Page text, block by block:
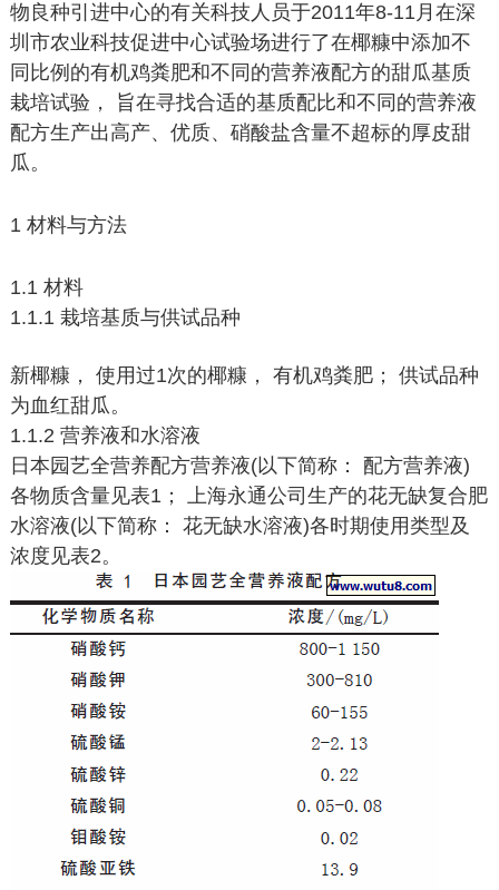
物良种引进中心的有关科技人员于2011年8-11月在深
圳市农业科技促进中心试验场进行了在椰糠中添加不
同比例的有机鸡粪肥和不同的营养液配方的甜瓜基质
栽培试验， 旨在寻找合适的基质配比和不同的营养液
配方生产出高产、优质、硝酸盐含量不超标的厚皮甜
瓜。
1 材料与方法
1.1 材料
1.1.1 栽培基质与供试品种
新椰糠， 使用过1次的椰糠， 有机鸡粪肥； 供试品种
为血红甜瓜。
1.1.2 营养液和水溶液
日本园艺全营养配方营养液(以下简称： 配方营养液)
各物质含量见表1； 上海永通公司生产的花无缺复合肥
水溶液(以下简称： 花无缺水溶液)各时期使用类型及
浓度见表2。